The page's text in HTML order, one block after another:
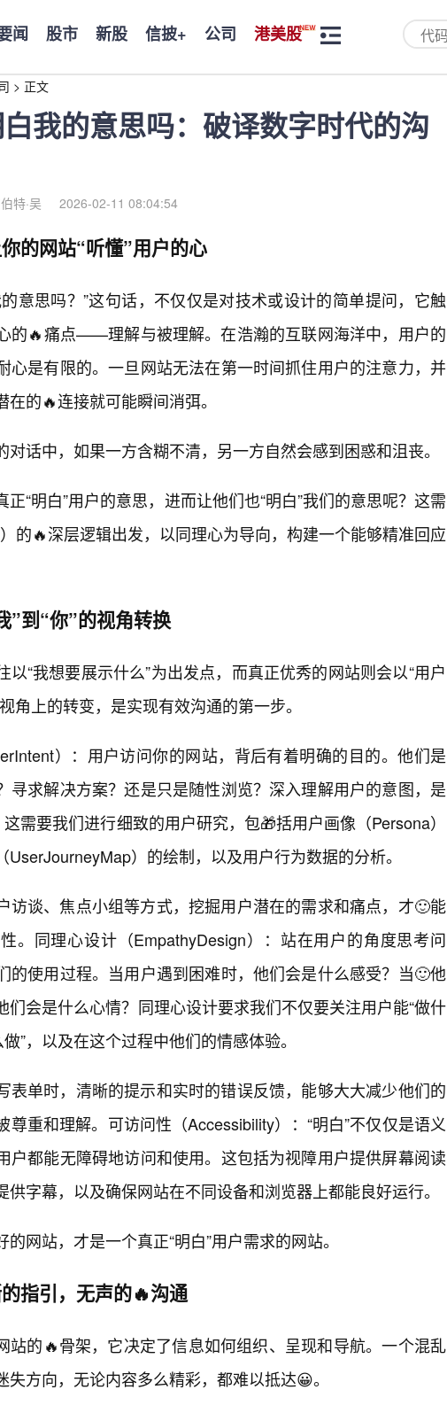
闻 股市 新股 信披+ 公司 港美股
> 正文
我的意思吗：破译数字时代的沟
特·吴 2026-02-11 08:04:54
的网站“听懂”用户的心
意思吗？”这句话，不仅仅是对技术或设计的简单提问，它触
的🔥痛点——理解与被理解。在浩瀚的互联网海洋中，用户的
心是有限的。一旦网站无法在第一时间抓住用户的注意力，并
的🔥连接就可能瞬间消弭。
对话中，如果一方含糊不清，另一方自然会感到困惑和沮丧。
“明白”用户的意思，进而让他们也“明白”我们的意思呢？这需
的🔥深层逻辑出发，以同理心为导向，构建一个能够精准回应
”到“你”的视角转换
以“我想要展示什么”为出发点，而真正优秀的网站则会以“用户
角上的转变，是实现有效沟通的第一步。
）：用户访问你的网站，背后有着明确的目的。他们是
寻求解决方案？还是只是随性浏览？深入理解用户的意图，是
需要我们进行细致的用户研究，包🎁括用户画像（Persona）
）的绘制，以及用户行为数据的分析。
访谈、焦点小组等方式，挖掘用户潜在的需求和痛点，才🙂能
。同理心设计（EmpathyDesign）：站在用户的角度思考问
的使用过程。当用户遇到困难时，他们会是什么感受？当🙂他
们会是什么心情？同理心设计要求我们不仅要关注用户能“做什
”，以及在这个过程中他们的情感体验。
表单时，清晰的提示和实时的错误反馈，能够大大减少他们的
尊重和理解。可访问性（Accessibility）：“明白”不仅仅是语义
户都能无障碍地访问和使用。这包括为视障用户提供屏幕阅读
字幕，以及确保网站在不同设备和浏览器上都能良好运行。
网站，才是一个真正“明白”用户需求的网站。
指引，无声的🔥沟通
站的🔥骨架，它决定了信息如何组织、呈现和导航。一个混乱
方向，无论内容多么精彩，都难以抵达😀。